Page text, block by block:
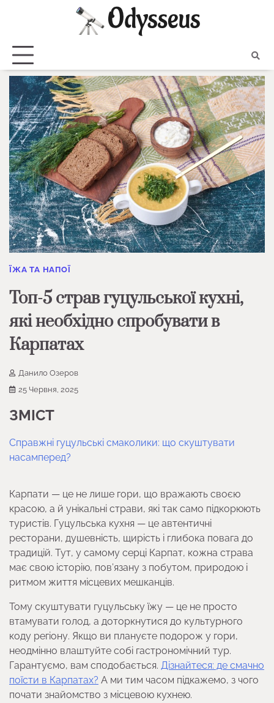
ЇЖА ТА НАПОЇ
Топ-5 страв гуцульської кухні,
які необхідно спробувати в
Карпатах
Данило Озеров
25 Червня, 2025
ЗМІСТ
Справжні гуцульські смаколики: що скуштувати
насамперед?
Карпати — це не лише гори, що вражають своєю
красою, а й унікальні страви, які так само підкорюють
туристів. Гуцульська кухня — це автентичні
ресторани, душевність, щирість і глибока повага до
традицій. Тут, у самому серці Карпат, кожна страва
має свою історію, пов’язану з побутом, природою і
ритмом життя місцевих мешканців.
Тому скуштувати гуцульську їжу — це не просто
втамувати голод, а доторкнутися до культурного
коду регіону. Якщо ви плануєте подорож у гори,
неодмінно влаштуйте собі гастрономічний тур.
Гарантуємо, вам сподобається. Дізнайтеся: де смачно
поїсти в Карпатах? А ми тим часом підкажемо, з чого
почати знайомство з місцевою кухнею.